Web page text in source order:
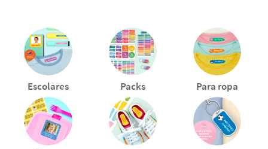
Escolares Packs Para ropa